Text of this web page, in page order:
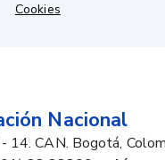
Cookies
Nacional
14. CAN. Bogotá,